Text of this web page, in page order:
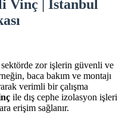
Vinç | İstanbul
zor işlerin güvenli ve
baca bakım ve montajı
verimli bir çalışma
ile dış cephe izolasyon işleri
erişim sağlanır.